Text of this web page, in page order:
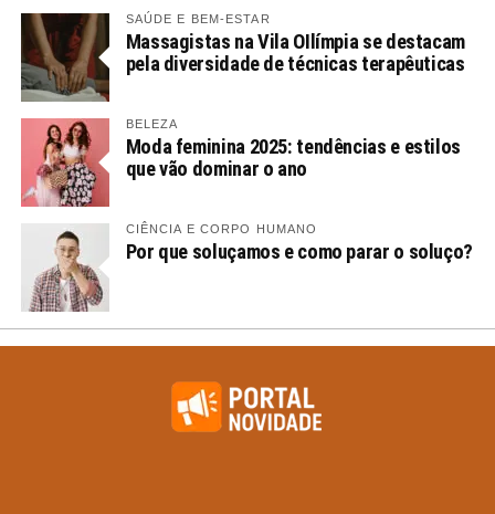
SAÚDE E BEM-ESTAR
Massagistas na Vila OIlímpia se destacam
pela diversidade de técnicas terapêuticas
BELEZA
Moda feminina 2025: tendências e estilos
que vão dominar o ano
CIÊNCIA E CORPO HUMANO
Por que soluçamos e como parar o soluço?